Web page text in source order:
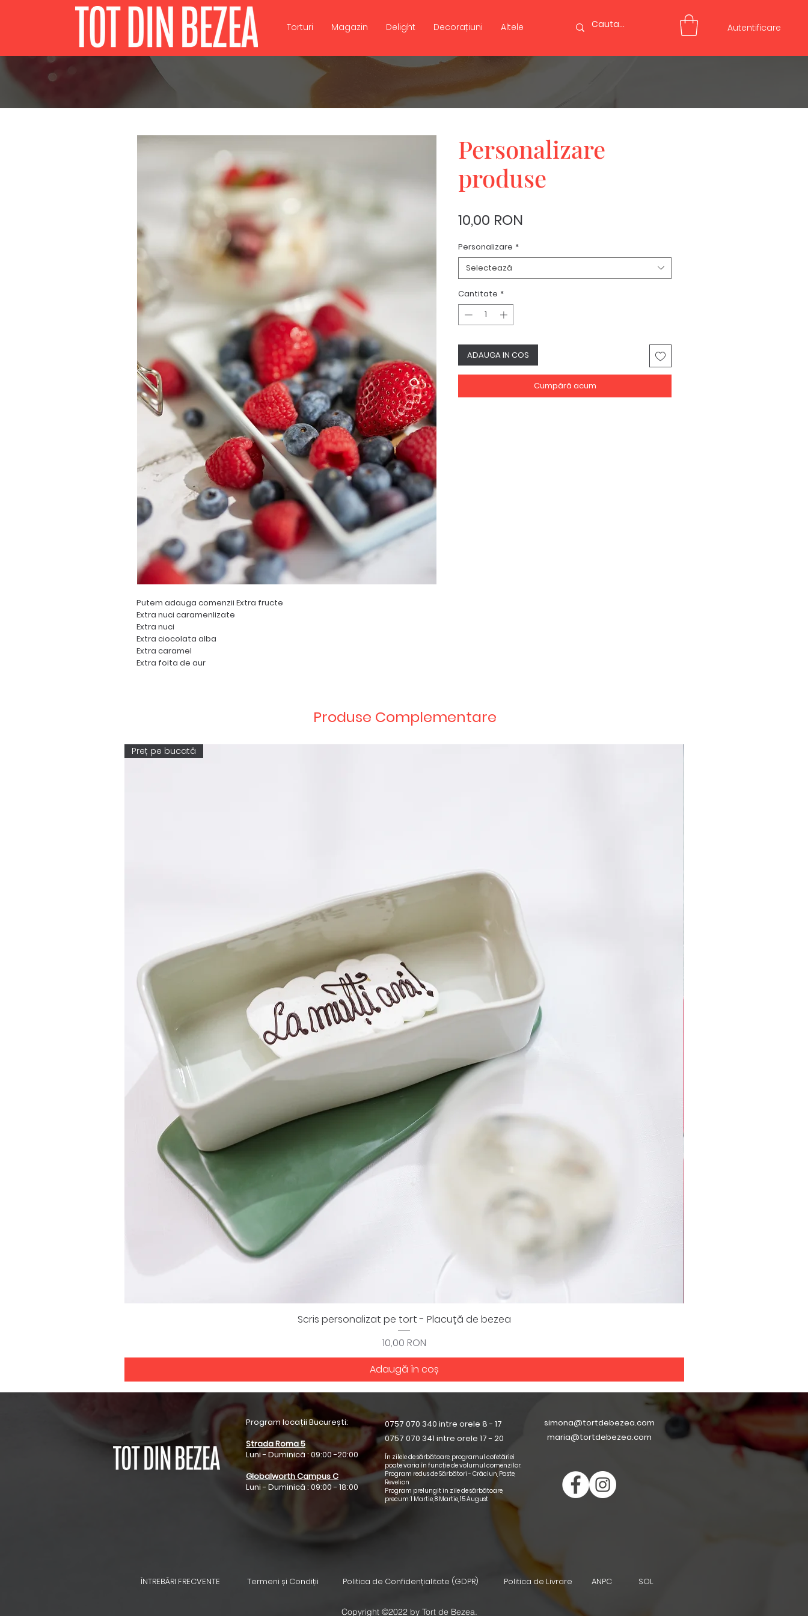
Torturi Magazin Delight Decorațiuni Altele Autentificare
Putem adauga comenzii Extra fructe
Extra nuci caramenlizate
Extra nuci
Extra ciocolata alba
Extra caramel
Extra foita de aur
Personalizare
produse
10,00 RON
Personalizare *
Selectează
Cantitate *
ADAUGA IN COS
Cumpără acum
Produse Complementare
Afișare rapidă
Preț pe bucată
Scris personalizat pe tort - Placuță de bezea
Preț
10,00 RON
Adaugă în coș
Program locații București:
Strada Roma 5
Luni - Duminică : 09:00 -20:00
Globalworth Campus C
Luni - Duminică : 09:00 - 18:00
0757 070 340 intre orele 8 - 17
0757 070 341 intre orele 17 - 20
În zilele de sărbătoare, programul cofetăriei
poate varia în funcție de volumul comenzilor.
Program redus de Sărbători - Crăciun, Paste,
Revelion
Program prelungit in zile de sărbătoare,
precum: 1 Martie, 8 Martie, 15 August
simona@tortdebezea.com
maria@tortdebezea.com
ÎNTREBĂRI FRECVENTE Termeni și Condiții Politica de Confidențialitate (GDPR) Politica de Livrare ANPC SOL
Copyright ©2022 by Tort de Bezea.